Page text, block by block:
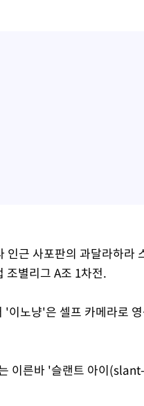
근 사포판의 과달라하라
조별리그 A조 1차전.
이노냥'은 셀프 카메라로
이른바 '슬랜트 아이